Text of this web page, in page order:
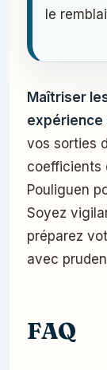
le
Maîtriser
expérience
vos sorties
coefficients
Pouliguen
Soyez
préparez
avec
FAQ